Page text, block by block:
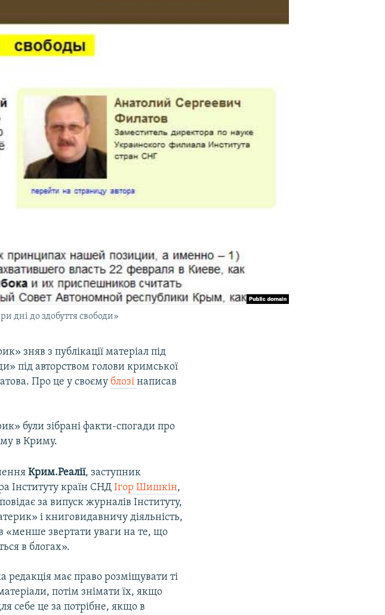
дні до здобуття свободи»
зняв з публікації матеріал під
під авторством голови кримської
Про це у своєму блозінаписав
були зібрані факти-спогади про
в Криму.
Крим.Реалії, заступник
Інституту країн СНД Ігор Шишкін,
за випуск журналів Інституту,
і книговидавничу діяльність,
«менше звертати уваги на те, що
в блогах».
редакція має право розміщувати ті
потім знімати їх, якщо
себе це за потрібне, якщо в